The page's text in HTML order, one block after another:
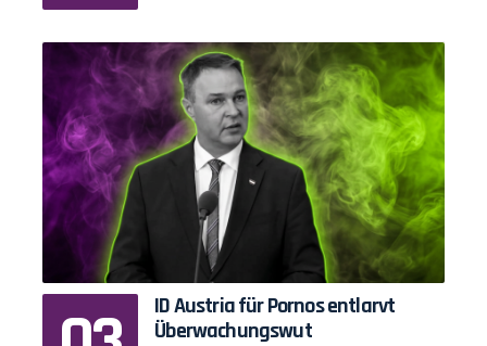
ID Austria für Pornos entlarvt
Überwachungswut